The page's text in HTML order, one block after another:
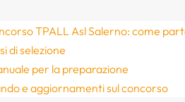
TPALL Asl Salerno: come
di selezione
per la preparazione
e aggiornamenti sul concorso